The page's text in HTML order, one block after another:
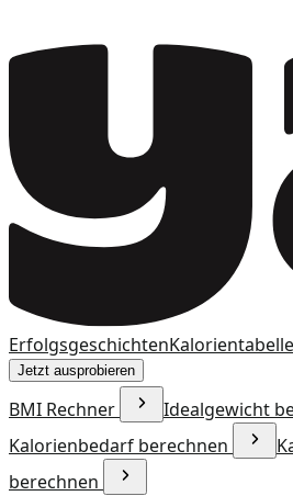
ErfolgsgeschichtenKalorientabelle
Jetzt ausprobieren
BMI Rechner
Idealgewicht
Kalorienbedarf berechnen
berechnen